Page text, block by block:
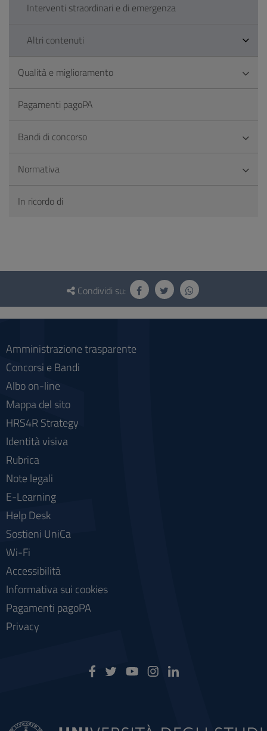
Interventi straordinari e di emergenza
Altri contenuti
Qualità e miglioramento
Pagamenti pagoPA
Bandi di concorso
Normativa
In ricordo di
Questionario
social
Condividi su:
Amministrazione trasparente
Concorsi e Bandi
Albo on-line
Mappa del sito
HRS4R Strategy
Identità visiva
Rubrica
Note legali
E-Learning
Help Desk
Sostieni UniCa
Wi-Fi
Accessibilità
Informativa sui cookies
Pagamenti pagoPA
Privacy